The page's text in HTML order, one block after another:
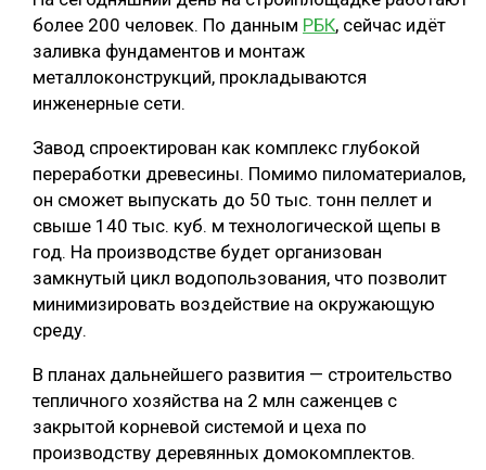
более 200 человек. По данным РБК, сейчас идёт
заливка фундаментов и монтаж
металлоконструкций, прокладываются
инженерные сети.
Завод спроектирован как комплекс глубокой
переработки древесины. Помимо пиломатериалов,
он сможет выпускать до 50 тыс. тонн пеллет и
свыше 140 тыс. куб. м технологической щепы в
год. На производстве будет организован
замкнутый цикл водопользования, что позволит
минимизировать воздействие на окружающую
среду.
В планах дальнейшего развития — строительство
тепличного хозяйства на 2 млн саженцев с
закрытой корневой системой и цеха по
производству деревянных домокомплектов.